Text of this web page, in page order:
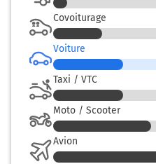
Covoiturage
Voiture
Taxi / VTC
Moto / Scooter
Avion